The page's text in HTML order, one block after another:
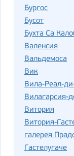
Бургос
Бусот
Бухта Са
Валенсия
Вальдемоса
Вик
Вила-Реал-
Вилагарсия-
Витория
Витория-
галерея
Гастелугаче